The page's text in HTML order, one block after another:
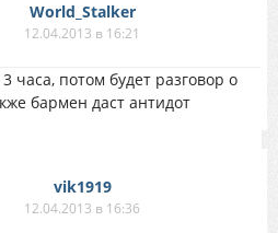
World_Stalker
12.04.2013 в 16:21
часа, потом будет разговор о
бармен даст антидот
vik1919
12.04.2013 в 16:36